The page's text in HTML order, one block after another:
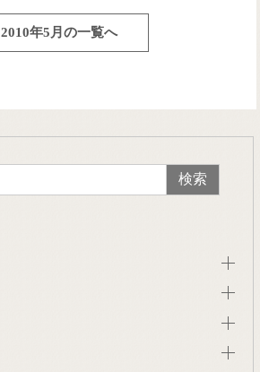
2010年5月の一覧へ